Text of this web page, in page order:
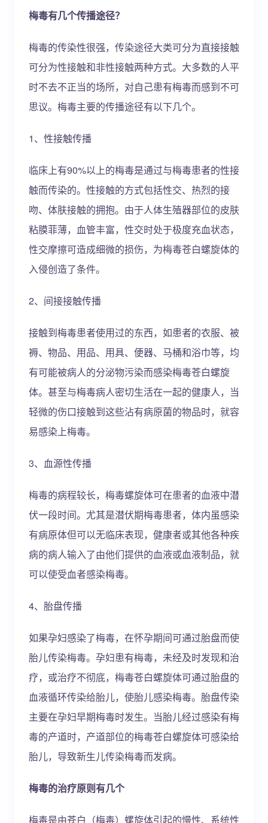
梅毒有几个传播途径？
梅毒的传染性很强，传染途径大类可分为直接接触
可分为性接触和非性接触两种方式。大多数的人平
时不去不正当的场所，对自己患有梅毒而感到不可
思议。梅毒主要的传播途径有以下几个。
1、性接触传播
临床上有90%以上的梅毒是通过与梅毒患者的性接
触而传染的。性接触的方式包括性交、热烈的接
吻、体肤接触的拥抱。由于人体生殖器部位的皮肤
粘膜菲薄，血管丰富，性交时处于极度充血状态，
性交摩擦可造成细微的损伤，为梅毒苍白螺旋体的
入侵创造了条件。
2、间接接触传播
接触到梅毒患者使用过的东西，如患者的衣服、被
褥、物品、用品、用具、便器、马桶和浴巾等，均
有可能被病人的分泌物污染而感染梅毒苍白螺旋
体。甚至与梅毒病人密切生活在一起的健康人，当
轻微的伤口接触到这些沾有病原菌的物品时，就容
易感染上梅毒。
3、血源性传播
梅毒的病程较长，梅毒螺旋体可在患者的血液中潜
伏一段时间。尤其是潜伏期梅毒患者，体内虽感染
有病原体但可以无临床表现，健康者或其他各种疾
病的病人输入了由他们提供的血液或血液制品，就
可以使受血者感染梅毒。
4、胎盘传播
如果孕妇感染了梅毒，在怀孕期间可通过胎盘而使
胎儿传染梅毒。孕妇患有梅毒，未经及时发现和治
疗，或治疗不彻底，梅毒苍白螺旋体可通过胎盘的
血液循环传染给胎儿，使胎儿感染梅毒。胎盘传染
主要在孕妇早期梅毒时发生。当胎儿经过感染有梅
毒的产道时，产道部位的梅毒苍白螺旋体可感染给
胎儿，导致新生儿传染梅毒而发病。
梅毒的治疗原则有几个
梅毒是由苍白（梅毒）螺旋体引起的慢性、系统性